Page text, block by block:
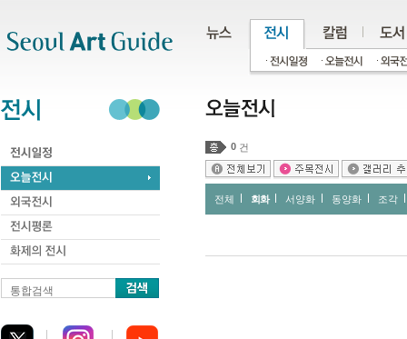
통합검색
0 건
전체 회화 서양화 동양화 조각